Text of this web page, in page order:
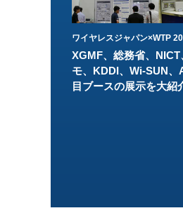
ワイヤレスジャパン×WTP
XGMF、総務省、NICT
モ、KDDI、Wi-SUN、
目ブースの展示を大紹